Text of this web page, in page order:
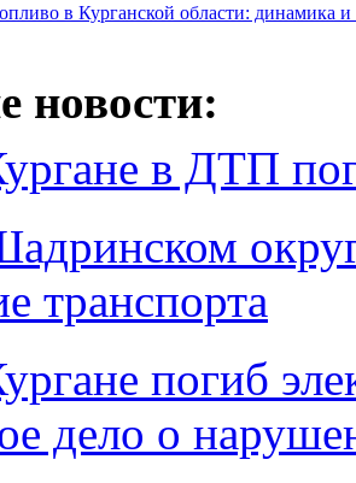
в Курганской области: динамика и
новости:
в ДТП
транспорта
погиб
дело о